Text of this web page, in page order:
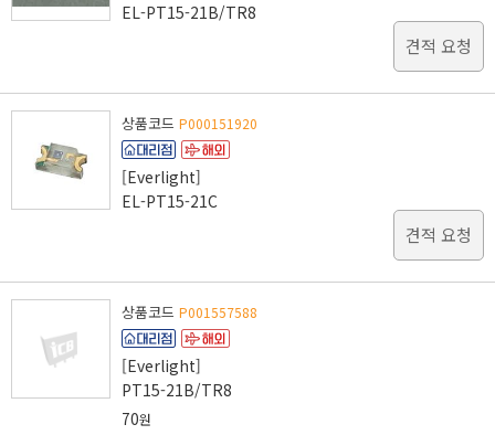
EL-PT15-21B/TR8
견적 요청
상품코드 P000151920
[Everlight]
EL-PT15-21C
견적 요청
상품코드 P001557588
[Everlight]
PT15-21B/TR8
70원